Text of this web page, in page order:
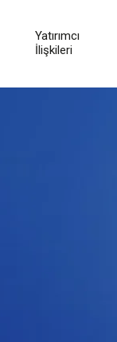
Yatırımcı
İlişkileri